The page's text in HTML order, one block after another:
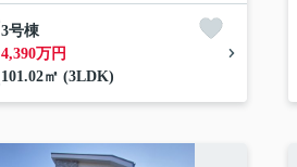
3号棟
4,390万円
101.02㎡ (3LDK)